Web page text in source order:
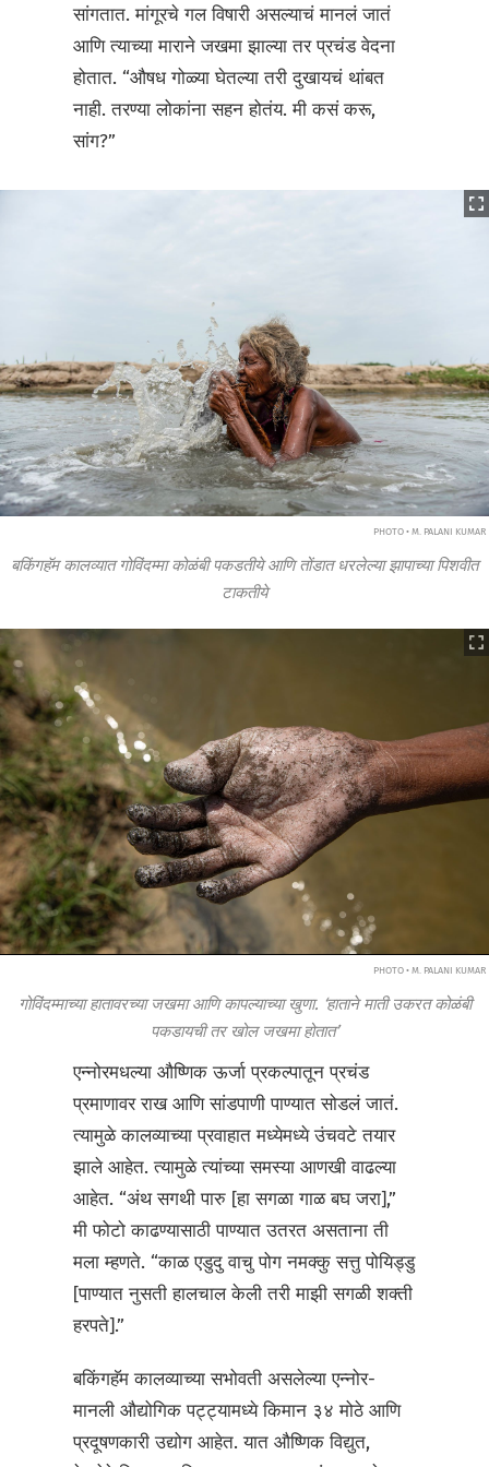
सांगतात. मांगूरचे गल विषारी असल्याचं मानलं जातं
आणि त्याच्या माराने जखमा झाल्या तर प्रचंड वेदना
होतात. “औषध गोळ्या घेतल्या तरी दुखायचं थांबत
नाही. तरण्या लोकांना सहन होतंय. मी कसं करू,
सांग?”
PHOTO • M. PALANI KUMAR
बकिंगहॅम कालव्यात गोविंदम्मा कोळंबी पकडतीये आणि तोंडात धरलेल्या झापाच्या पिशवीत
टाकतीये
PHOTO • M. PALANI KUMAR
गोविंदम्माच्या हातावरच्या जखमा आणि कापल्याच्या खुणा. ‘हाताने माती उकरत कोळंबी
पकडायची तर खोल जखमा होतात’
एन्नोरमधल्या औष्णिक ऊर्जा प्रकल्पातून प्रचंड
प्रमाणावर राख आणि सांडपाणी पाण्यात सोडलं जातं.
त्यामुळे कालव्याच्या प्रवाहात मध्येमध्ये उंचवटे तयार
झाले आहेत. त्यामुळे त्यांच्या समस्या आणखी वाढल्या
आहेत. “अंथ सगथी पारु [हा सगळा गाळ बघ जरा],”
मी फोटो काढण्यासाठी पाण्यात उतरत असताना ती
मला म्हणते. “काळ एडुदु वाचु पोग नमक्कु सत्तु पोयिड्डु
[पाण्यात नुसती हालचाल केली तरी माझी सगळी शक्ती
हरपते].”
बकिंगहॅम कालव्याच्या सभोवती असलेल्या एन्नोर-
मानली औद्योगिक पट्ट्यामध्ये किमान ३४ मोठे आणि
प्रदूषणकारी उद्योग आहेत. यात औष्णिक विद्युत,